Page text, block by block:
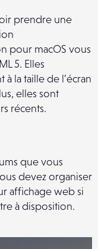
prendre une
pour macOS vous
5. Elles
la taille de l’écran
elles sont
récents.
que vous
devez organiser
affichage web si
à disposition.